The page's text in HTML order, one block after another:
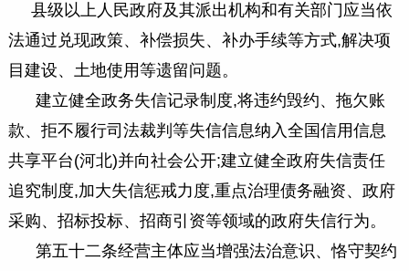
县级以上人民政府及其派出机构和有关部门应当依
法通过兑现政策、补偿损失、补办手续等方式,解决项
目建设、土地使用等遗留问题。
建立健全政务失信记录制度,将违约毁约、拖欠账
款、拒不履行司法裁判等失信信息纳入全国信用信息
共享平台(河北)并向社会公开;建立健全政府失信责任
追究制度,加大失信惩戒力度,重点治理债务融资、政府
采购、招标投标、招商引资等领域的政府失信行为。
第五十二条经营主体应当增强法治意识、恪守契约